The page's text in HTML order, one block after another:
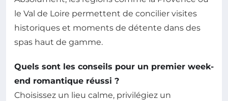
le Val de Loire permettent de concilier visites
historiques et moments de détente dans des
spas haut de gamme.
Quels sont les conseils pour un premier week-
end romantique réussi ?
Choisissez un lieu calme, privilégiez un